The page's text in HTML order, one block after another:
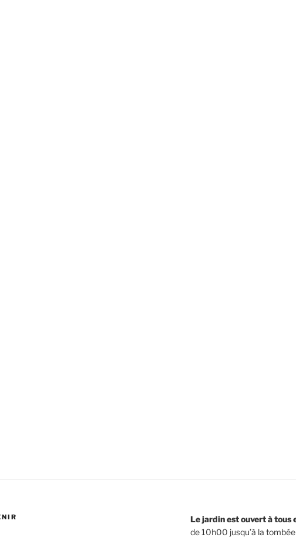
Le jardin est ouvert à tous
de 10h00 jusqu’à la